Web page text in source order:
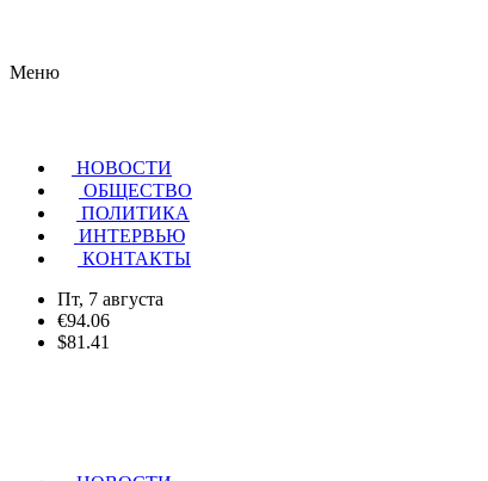
Меню
НОВОСТИ
ОБЩЕСТВО
ПОЛИТИКА
ИНТЕРВЬЮ
КОНТАКТЫ
Пт, 7 августа
€94.06
$81.41